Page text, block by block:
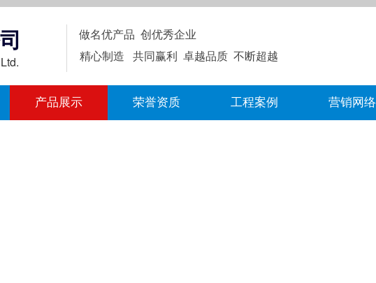
做名优产品 创优秀企业
精心制造 共同赢利 卓越品质 不断超越
产品展示 荣誉资质 工程案例 营销网络